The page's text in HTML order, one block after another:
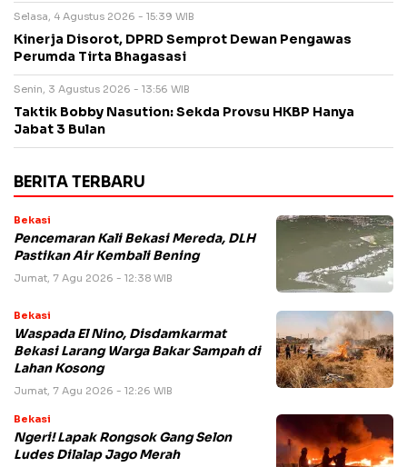
Selasa, 4 Agustus 2026 - 15:39 WIB
Kinerja Disorot, DPRD Semprot Dewan Pengawas
Perumda Tirta Bhagasasi
Senin, 3 Agustus 2026 - 13:56 WIB
Taktik Bobby Nasution: Sekda Provsu HKBP Hanya
Jabat 3 Bulan
BERITA TERBARU
Bekasi
Pencemaran Kali Bekasi Mereda, DLH
Pastikan Air Kembali Bening
Jumat, 7 Agu 2026 - 12:38 WIB
Bekasi
Waspada El Nino, Disdamkarmat
Bekasi Larang Warga Bakar Sampah di
Lahan Kosong
Jumat, 7 Agu 2026 - 12:26 WIB
Bekasi
Ngeri! Lapak Rongsok Gang Selon
Ludes Dilalap Jago Merah